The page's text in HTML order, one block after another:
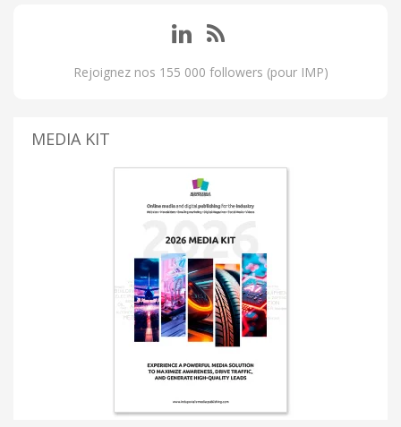
Rejoignez nos 155 000 followers (pour IMP)
MEDIA KIT